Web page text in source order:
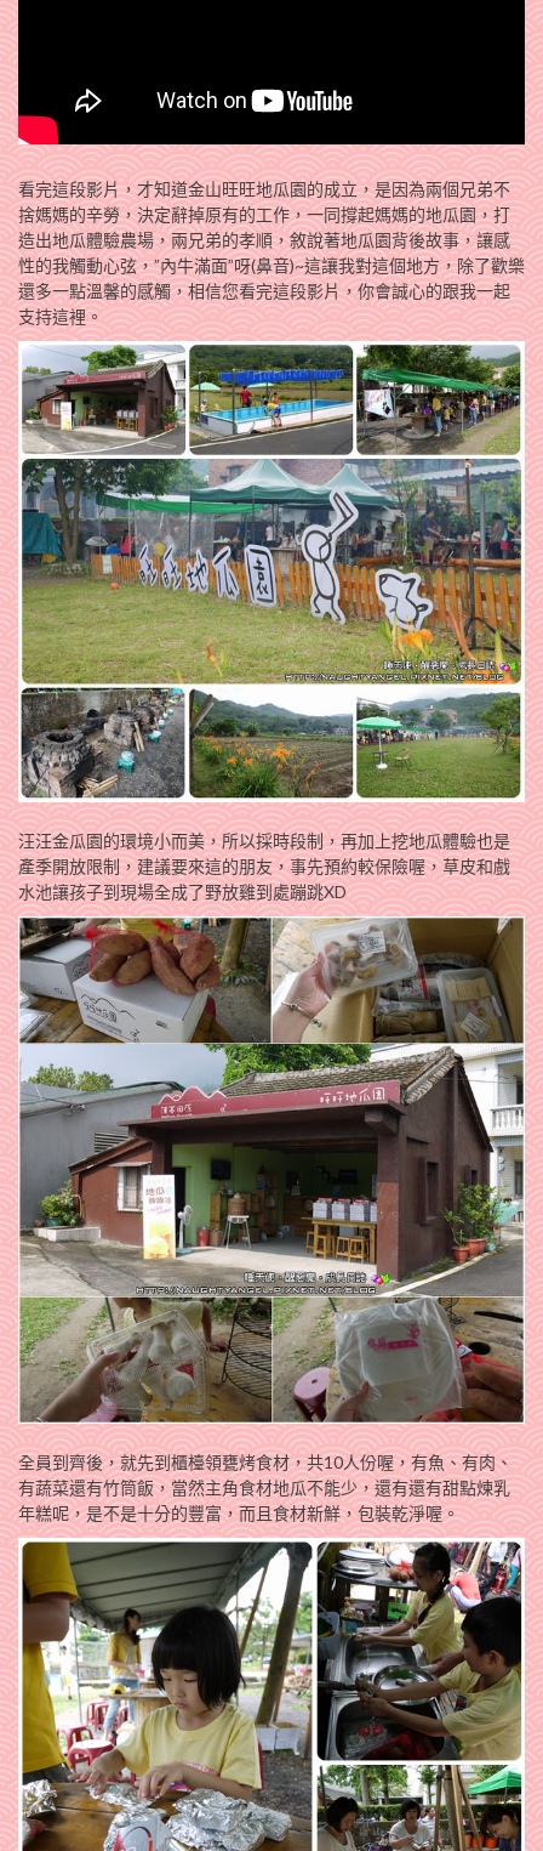
看完這段影片，才知道金山旺旺地瓜園的成立，是因為兩個兄弟不
捨媽媽的辛勞，決定辭掉原有的工作，一同撐起媽媽的地瓜園，打
造出地瓜體驗農場，兩兄弟的孝順，敘說著地瓜園背後故事，讓感
性的我觸動心弦，”內牛滿面”呀(鼻音)~這讓我對這個地方，除了歡樂
還多一點溫馨的感觸，相信您看完這段影片，你會誠心的跟我一起
支持這裡。
汪汪金瓜園的環境小而美，所以採時段制，再加上挖地瓜體驗也是
產季開放限制，建議要來這的朋友，事先預約較保險喔，草皮和戲
水池讓孩子到現場全成了野放雞到處蹦跳XD
全員到齊後，就先到櫃檯領甕烤食材，共10人份喔，有魚、有肉、
有蔬菜還有竹筒飯，當然主角食材地瓜不能少，還有還有甜點煉乳
年糕呢，是不是十分的豐富，而且食材新鮮，包裝乾淨喔。